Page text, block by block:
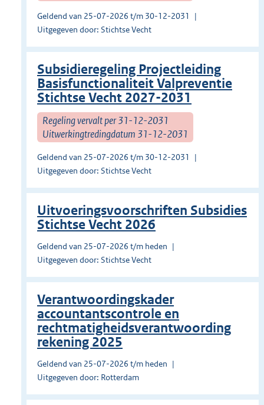
Geldend van 25-07-2026 t/m 30-12-2031
Uitgegeven door: Stichtse Vecht
Subsidieregeling Projectleiding
Basisfunctionaliteit Valpreventie
Stichtse Vecht 2027-2031
Regeling vervalt per 31-12-2031
Uitwerkingtredingdatum 31-12-2031
Geldend van 25-07-2026 t/m 30-12-2031
Uitgegeven door: Stichtse Vecht
Uitvoeringsvoorschriften Subsidies
Stichtse Vecht 2026
Geldend van 25-07-2026 t/m heden
Uitgegeven door: Stichtse Vecht
Verantwoordingskader
accountantscontrole en
rechtmatigheidsverantwoording
rekening 2025
Geldend van 25-07-2026 t/m heden
Uitgegeven door: Rotterdam